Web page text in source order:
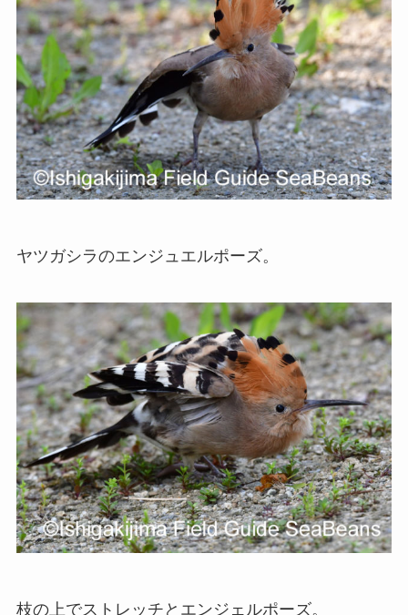
ヤツガシラのエンジュエルポーズ。
枝の上でストレッチとエンジェルポーズ。